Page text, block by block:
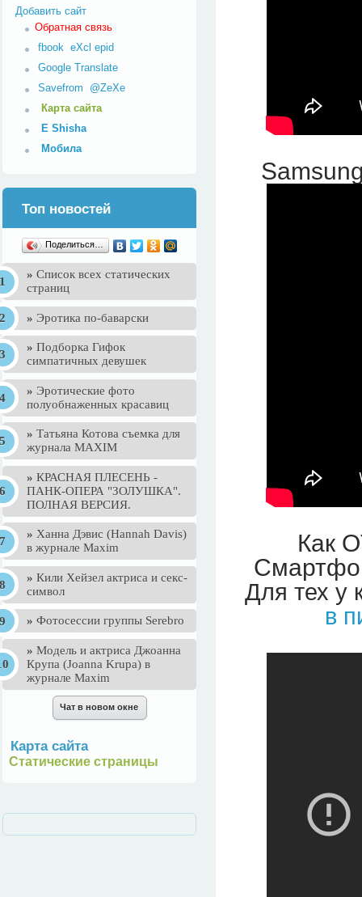
Как
Для тех у
в
Добавить сайт
Обратная связь
fbook eXcl epid
Google Translate
Savefrom @ZeXe
Карта сайта
E Shisha
Мобила
Топ новостей
Поделиться…
» Список всех статических
страниц
» Эротика по-баварски
» Подборка Гифок
симпатичных девушек
» Эротические фото
полуобнаженных красавиц
» Татьяна Котова съемка для
журнала MAXIM
» КРАСНАЯ ПЛЕСЕНЬ -
ПАНК-ОПЕРА "ЗОЛУШКА".
ПОЛНАЯ ВЕРСИЯ.
» Ханна Дэвис (Hannah Davis)
в журнале Maxim
» Кили Хейзел актриса и секс-
символ
» Фотосессии группы Serebro
» Mодель и актриса Джоанна
Крупа (Joanna Krupa) в
журнале Maxim
Карта сайта
Статические страницы